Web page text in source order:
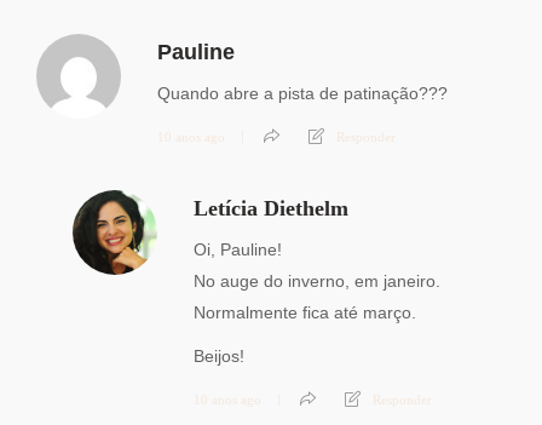
Pauline
Quando abre a pista de patinação???
10 anos ago Responder
Letícia Diethelm
Oi, Pauline!
No auge do inverno, em janeiro.
Normalmente fica até março.
Beijos!
10 anos ago Responder